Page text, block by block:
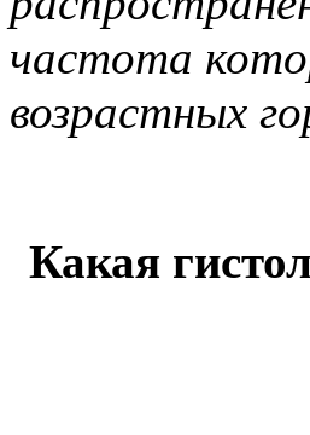
частота
возрастных
Какая